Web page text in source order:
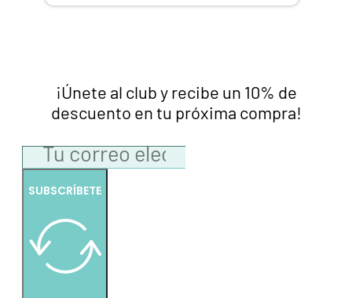
¡Únete al club y recibe un 10% de
descuento en tu próxima compra!
SUBSCRÍBETE